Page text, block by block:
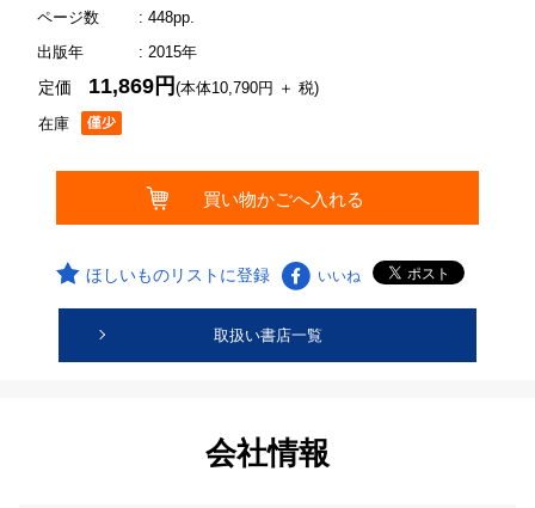
ページ数
: 448pp.
出版年
: 2015年
在庫
定価 11,869円(本体10,790円 ＋ 税)
ほしいものリストに登録 いいね
取扱い書店一覧
会社情報